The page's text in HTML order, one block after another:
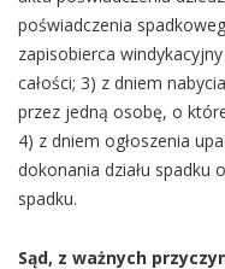
poświadczenia
zapisobierca
całości; 3) z dniem
przez jedną osobę, o
4) z dniem ogłoszenia
dokonania działu
spadku.
Sąd, z ważnych